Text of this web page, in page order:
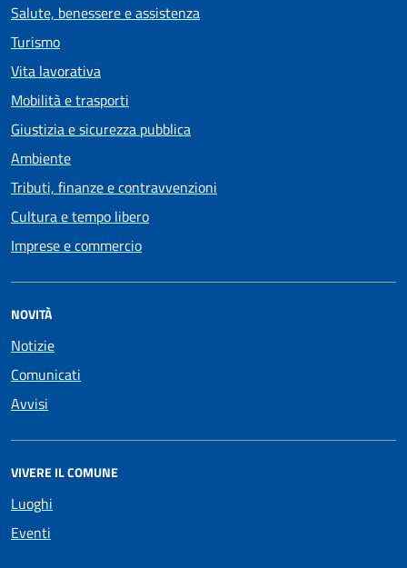
Salute, benessere e assistenza
Turismo
Vita lavorativa
Mobilità e trasporti
Giustizia e sicurezza pubblica
Ambiente
Tributi, finanze e contravvenzioni
Cultura e tempo libero
Imprese e commercio
NOVITÀ
Notizie
Comunicati
Avvisi
VIVERE IL COMUNE
Luoghi
Eventi